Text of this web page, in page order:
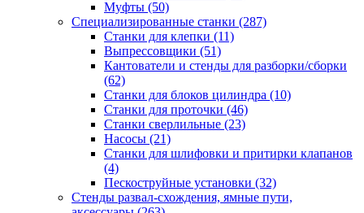
Муфты (50)
Специализированные станки (287)
Станки для клепки (11)
Выпрессовщики (51)
Кантователи и стенды для разборки/сборки
(62)
Станки для блоков цилиндра (10)
Станки для проточки (46)
Станки сверлильные (23)
Насосы (21)
Станки для шлифовки и притирки клапанов
(4)
Пескоструйные установки (32)
Стенды развал-схождения, ямные пути,